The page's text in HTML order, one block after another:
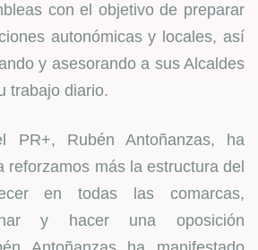
con el objetivo de preparar
autonómicas y locales, así
y asesorando a sus Alcaldes
trabajo diario.
PR+, Rubén Antoñanzas, ha
reforzamos más la estructura del
en todas las comarcas,
y hacer una oposición